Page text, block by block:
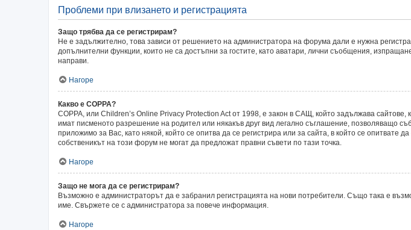
Проблеми при влизането и регистрацията
Защо трябва да се регистрирам?
Не е задължително, това зависи от решението на администратора на форума дали е нужна
допълнителни функции, които не са достъпни за гостите, като аватари, лични съобщения,
направи.
Нагоре
Какво е COPPA?
COPPA, или Children’s Online Privacy Protection Act от 1998, е закон в САЩ, който задължава
имат писменото разрешение на родител или някакъв друг вид легално съглашение, позволяващо
приложимо за Вас, като някой, който се опитва да се регистрира или за сайта, в който се
собственикът на този форум не могат да предложат правни съвети по тази точка.
Нагоре
Защо не мога да се регистрирам?
Възможно е администраторът да е забранил регистрацията на нови потребители. Също така е
име. Свържете се с администратора за повече информация.
Нагоре